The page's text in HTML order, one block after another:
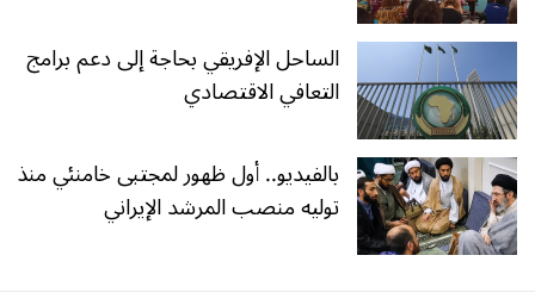
الساحل الإفريقي بحاجة إلى دعم برامج
التعافي الاقتصادي
بالفيديو.. أول ظهور لمجتبى خامنئي منذ
توليه منصب المرشد الإيراني